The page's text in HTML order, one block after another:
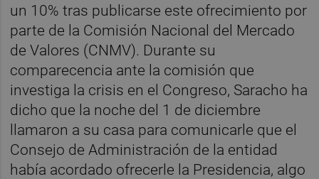
un 10% tras publicarse este ofrecimiento por
parte de la Comisión Nacional del Mercado
de Valores (CNMV). Durante su
comparecencia ante la comisión que
investiga la crisis en el Congreso, Saracho ha
dicho que la noche del 1 de diciembre
llamaron a su casa para comunicarle que el
Consejo de Administración de la entidad
había acordado ofrecerle la Presidencia, algo